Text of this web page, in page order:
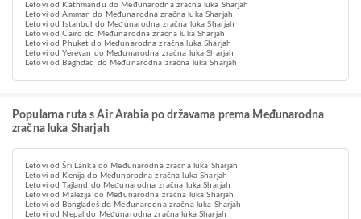
Letovi od Kathmandu do Međunarodna zračna luka Sharjah
Letovi od Amman do Međunarodna zračna luka Sharjah
Letovi od Istanbul do Međunarodna zračna luka Sharjah
Letovi od Cairo do Međunarodna zračna luka Sharjah
Letovi od Phuket do Međunarodna zračna luka Sharjah
Letovi od Yerevan do Međunarodna zračna luka Sharjah
Letovi od Baghdad do Međunarodna zračna luka Sharjah
Popularna ruta s Air Arabia po državama prema Međunarodna
zračna luka Sharjah
Letovi od Šri Lanka do Međunarodna zračna luka Sharjah
Letovi od Kenija do Međunarodna zračna luka Sharjah
Letovi od Tajland do Međunarodna zračna luka Sharjah
Letovi od Malezija do Međunarodna zračna luka Sharjah
Letovi od Bangladeš do Međunarodna zračna luka Sharjah
Letovi od Nepal do Međunarodna zračna luka Sharjah